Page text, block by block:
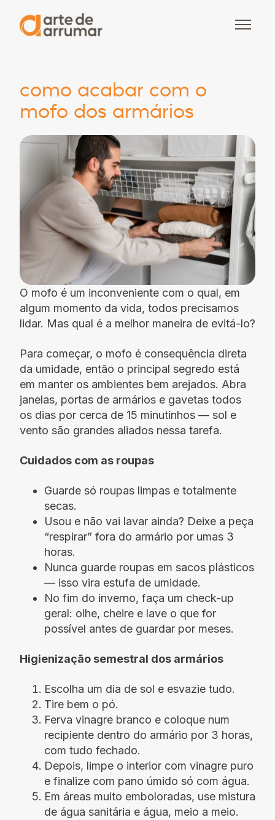
como acabar com o
mofo dos armários
O mofo é um inconveniente com o qual, em
algum momento da vida, todos precisamos
lidar. Mas qual é a melhor maneira de evitá-lo?
Para começar, o mofo é consequência direta
da umidade, então o principal segredo está
em manter os ambientes bem arejados. Abra
janelas, portas de armários e gavetas todos
os dias por cerca de 15 minutinhos — sol e
vento são grandes aliados nessa tarefa.
Cuidados com as roupas
Guarde só roupas limpas e totalmente
secas.
Usou e não vai lavar ainda? Deixe a peça
“respirar” fora do armário por umas 3
horas.
Nunca guarde roupas em sacos plásticos
— isso vira estufa de umidade.
No fim do inverno, faça um check-up
geral: olhe, cheire e lave o que for
possível antes de guardar por meses.
Higienização semestral dos armários
Escolha um dia de sol e esvazie tudo.
Tire bem o pó.
Ferva vinagre branco e coloque num
recipiente dentro do armário por 3 horas,
com tudo fechado.
Depois, limpe o interior com vinagre puro
e finalize com pano úmido só com água.
Em áreas muito emboloradas, use mistura
de água sanitária e água, meio a meio.